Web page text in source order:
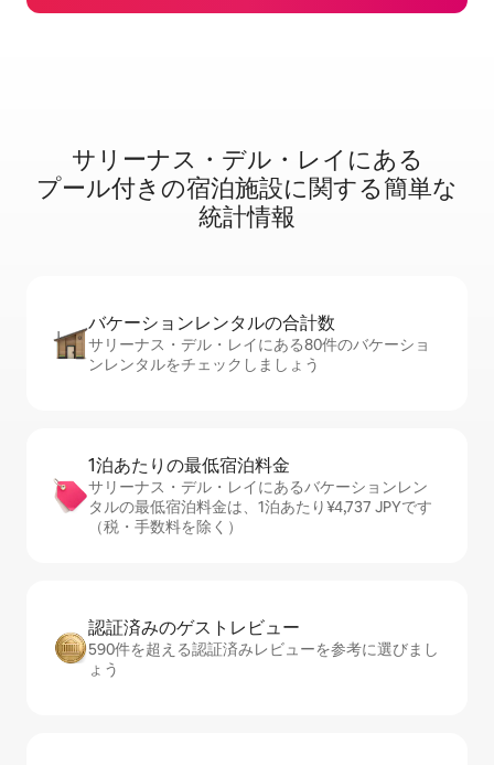
サリーナス・デル・レイに⁠あ⁠る
プ⁠ー⁠ル⁠付⁠き⁠の宿⁠泊⁠施⁠設⁠に関⁠す⁠る簡⁠単⁠な
統⁠計⁠情⁠報
バケーションレ⁠ン⁠タ⁠ル⁠の合⁠計⁠数
サリーナス・デル・レイにある80件のバケーショ
ンレンタルをチェックしましょう
1泊あたりの最⁠低⁠宿⁠泊⁠料⁠金
サリーナス・デル・レイにあるバケーションレン
タルの最低宿泊料金は、1泊あたり¥4,737 JPYです
（税・手数料を除く）
認証済みのゲ⁠ス⁠ト⁠レ⁠ビ⁠ュ⁠ー
590件を超える認証済みレビューを参考に選びまし
ょう